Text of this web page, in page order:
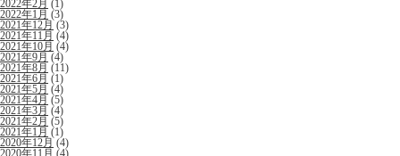
2022年2月 (1)
2022年1月 (3)
2021年12月(3)
2021年11月 (4)
2021年10月 (4)
2021年9月 (4)
2021年8月 (11)
2021年6月 (1)
2021年5月 (4)
2021年4月 (5)
2021年3月 (4)
2021年2月 (5)
2021年1月 (1)
2020年12月(4)
2020年11月 (4)